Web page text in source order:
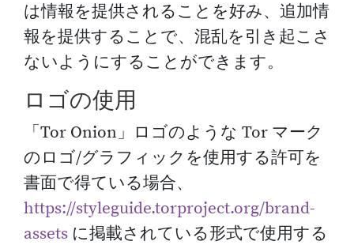
は情報を提供されることを好み、追加情
報を提供することで、混乱を引き起こさ
ないようにすることができます。
ロゴの使用
「Tor Onion」ロゴのような Tor マーク
のロゴ/グラフィックを使用する許可を
書面で得ている場合、
https://styleguide.torproject.org/brand-
assets に掲載されている形式で使用する